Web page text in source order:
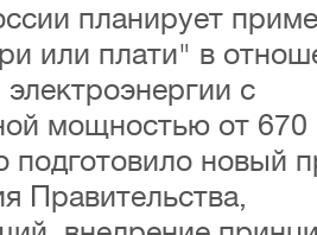
планирует
или плати" в
с
мощностью от 670
подготовило новый
Правительства,